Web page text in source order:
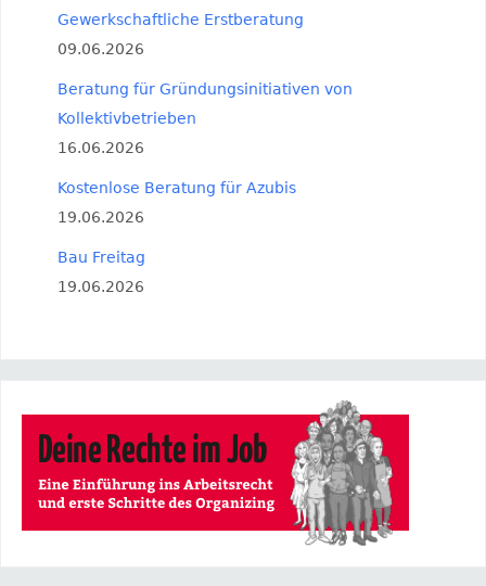
Gewerkschaftliche Erstberatung
09.06.2026
Beratung für Gründungsinitiativen von
Kollektivbetrieben
16.06.2026
Kostenlose Beratung für Azubis
19.06.2026
Bau Freitag
19.06.2026